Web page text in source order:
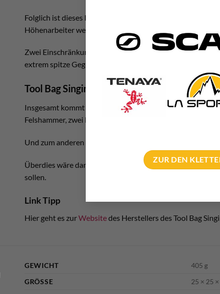
ZUR DEN
Folglich ist dieses Produkt etwas für den Einsatz unter
Höhenarbeiter werden ein Freude damit haben.
Zwei Einschränkungen sind aber zu erwähnen. Gegen
extrem spitze Gegenstände wie Cutter Messer. Einmal
Tool Bag Singing Rock – viele
Insgesamt kommt diese Werkzeugtasche auf gleich 8
Felshammer, zwei kleinere für z.B. Schraubenzieher etc.
Und zum anderen fünf innen. Hier lassen sich Teile
Überdies wäre dann auch noch die separate
sollen.
Link Tipp
Hier geht es zurWebsitedes Herstellers des Tool Bag
GEWICHT
405 g
GRÖSSE
25 × 25